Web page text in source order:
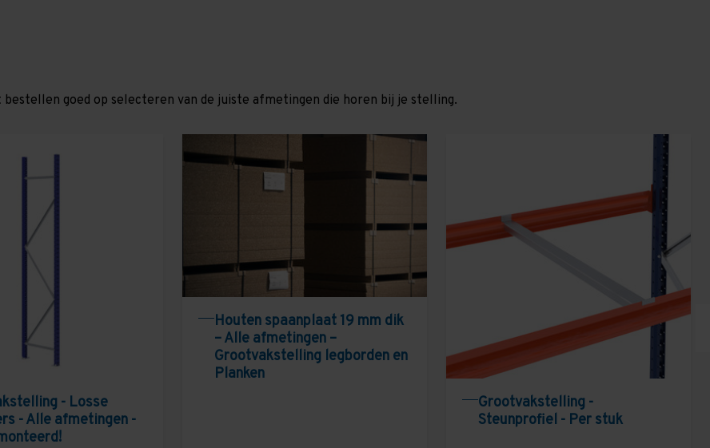
goed op selecteren van de juiste afmetingen die horen bij je stelling.
- Losse
- Alle afmetingen -
Houten spaanplaat 19 mm dik
– Alle afmetingen –
Grootvakstelling legborden en
Planken
Grootvakstelling -
Steunprofiel - Per stuk